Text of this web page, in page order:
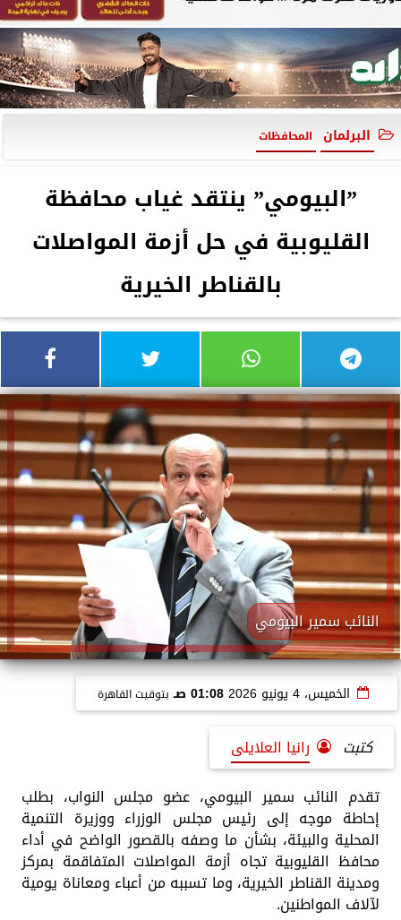
البرلمان المحافظات
”البيومي” ينتقد غياب محافظة
القليوبية في حل أزمة المواصلات
بالقناطر الخيرية
النائب سمير البيومي
الخميس، 4 يونيو 2026 01:08 صـ بتوقيت القاهرة
كتبت
رانيا العلايلى
تقدم النائب سمير البيومي، عضو مجلس النواب، بطلب
إحاطة موجه إلى رئيس مجلس الوزراء ووزيرة التنمية
المحلية والبيئة، بشأن ما وصفه بالقصور الواضح في أداء
محافظ القليوبية تجاه أزمة المواصلات المتفاقمة بمركز
ومدينة القناطر الخيرية، وما تسببه من أعباء ومعاناة يومية
لآلاف المواطنين.